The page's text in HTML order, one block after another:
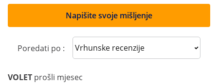
Napišite svoje mišljenje
Poredati po : Sort reviews
VOLET prošli mjesec